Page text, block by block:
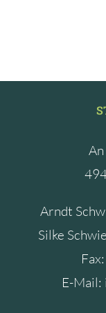
Arndt
Silke
E-Mail: